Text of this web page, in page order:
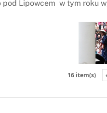
Lipowcem w tym roku
16 item(s)